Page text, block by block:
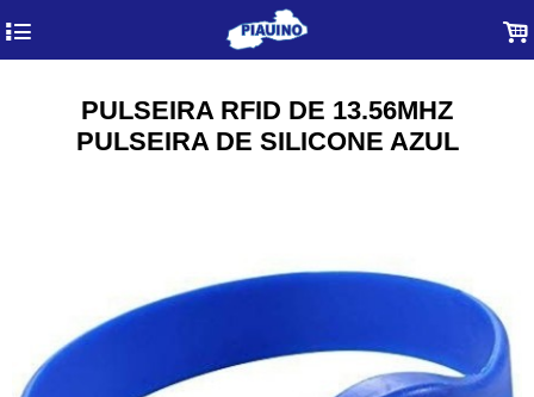
4 .
PULSEIRA RFID DE 13.56MHZ
PULSEIRA DE SILICONE AZUL